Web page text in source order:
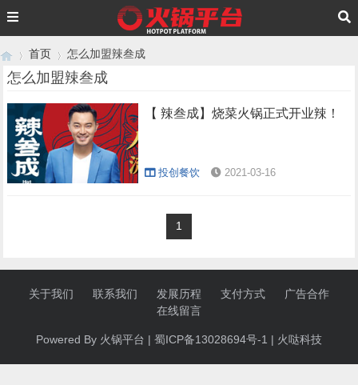
›
首页 怎么加盟辣叁成
怎么加盟辣叁成
【 辣叁成】烧菜火锅正式开业辣！
投创餐饮 2021-03-16
1
关于我们 联系我们 发展历程 支付方式
广告合作
在线留言
Powered By 火锅平台 | 蜀ICP备13028694号-1 | 火哒科技